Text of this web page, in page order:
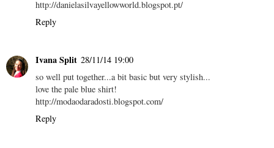
http://danielasilvayellowworld.blogspot.pt/
Reply
Ivana Split 28/11/14 19:00
so well put together...a bit basic but very stylish...
love the pale blue shirt!
http://modaodaradosti.blogspot.com/
Reply